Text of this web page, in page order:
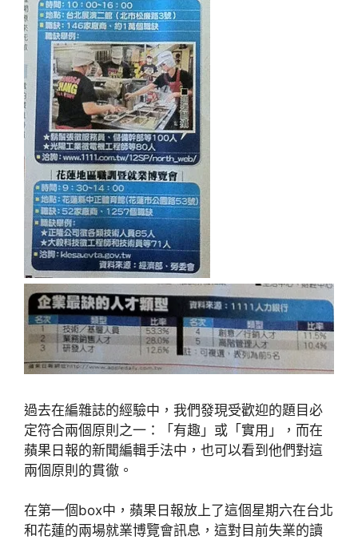
過去在編雜誌的經驗中，我們發現受歡迎的題目必
定符合兩個原則之一：「有趣」或「實用」，而在
蘋果日報的新聞編輯手法中，也可以看到他們對這
兩個原則的貫徹。
在第一個box中，蘋果日報放上了這個星期六在台北
和花蓮的兩場就業博覽會訊息，這對目前失業的讀